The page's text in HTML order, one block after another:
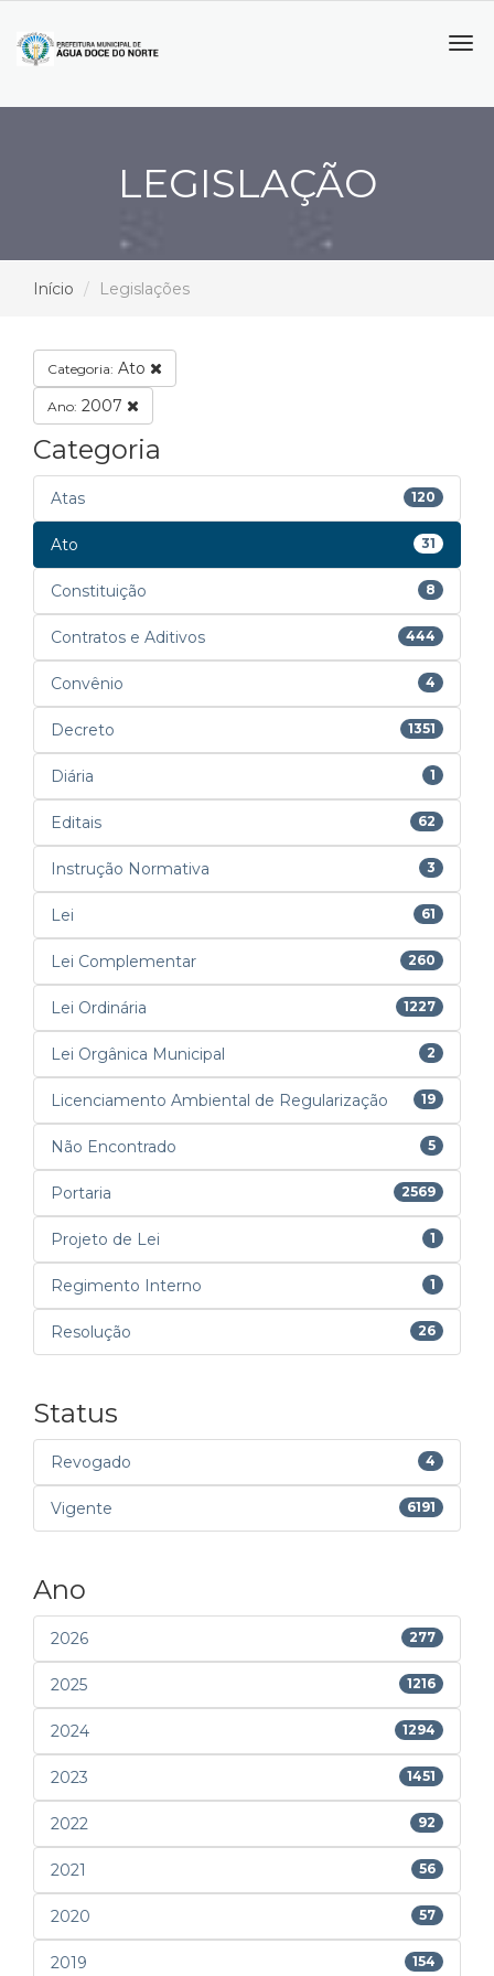
LEGISLAÇÃO
Início Legislações
Categoria: Ato
Ano: 2007
Categoria
Atas 120
Ato 31
Constituição 8
Contratos e Aditivos 444
Convênio 4
Decreto 1351
Diária 1
Editais 62
Instrução Normativa 3
Lei 61
Lei Complementar 260
Lei Ordinária 1227
Lei Orgânica Municipal 2
Licenciamento Ambiental de Regularização 19
Não Encontrado 5
Portaria 2569
Projeto de Lei 1
Regimento Interno 1
Resolução 26
Status
Revogado 4
Vigente 6191
Ano
2026 277
2025 1216
2024 1294
2023 1451
2022 92
2021 56
2020 57
2019 154